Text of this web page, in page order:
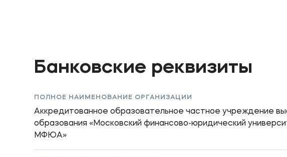
Банковские реквизиты
ПОЛНОЕ НАИМЕНОВАНИЕ ОРГАНИЗАЦИИ
Аккредитованное образовательное частное учреждение
образования «Московский финансово-юридический
МФЮА»